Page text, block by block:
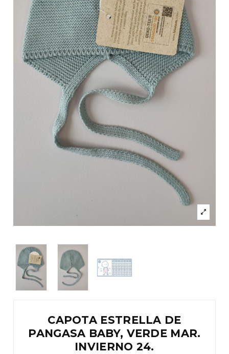
CAPOTA ESTRELLA DE
PANGASA BABY, VERDE MAR.
INVIERNO 24.